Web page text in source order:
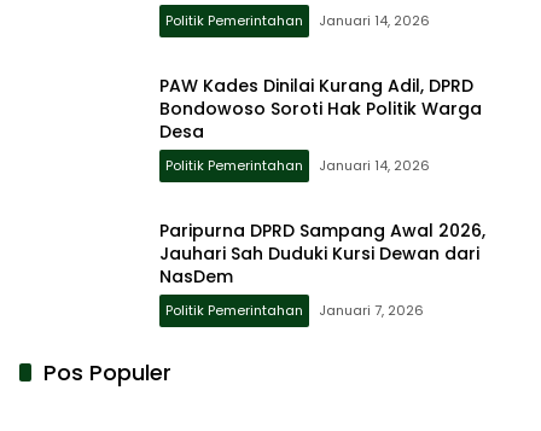
Politik Pemerintahan Januari 14, 2026
PAW Kades Dinilai Kurang Adil, DPRD
Bondowoso Soroti Hak Politik Warga
Desa
Politik Pemerintahan Januari 14, 2026
Paripurna DPRD Sampang Awal 2026,
Jauhari Sah Duduki Kursi Dewan dari
NasDem
Politik Pemerintahan Januari 7, 2026
Pos Populer